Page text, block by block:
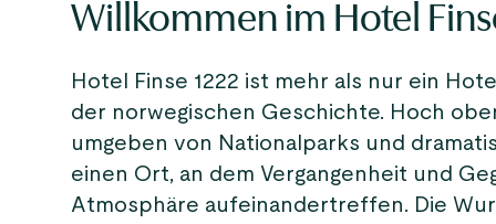
Willkommen im Hotel
Hotel Finse 1222 ist mehr als nur ein
der norwegischen Geschichte. Hoch
umgeben von Nationalparks und
einen Ort, an dem Vergangenheit und
Atmosphäre aufeinandertreffen. Die